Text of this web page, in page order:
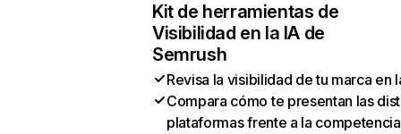
Kit de herramientas de
Visibilidad en la IA de
Semrush
Revisa la visibilidad de tu marca en
Compara cómo te presentan las
plataformas frente a la competencia